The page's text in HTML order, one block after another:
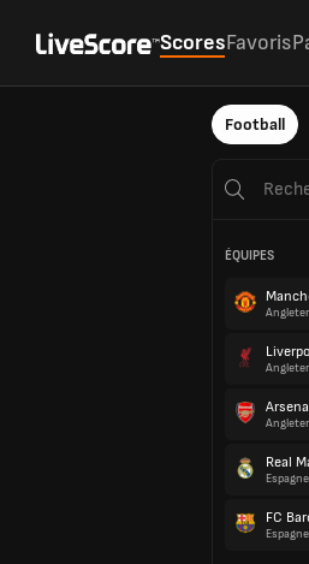
ScoresFavoris
Football
ÉQUIPES
Real
Espagne
FC
Espagne